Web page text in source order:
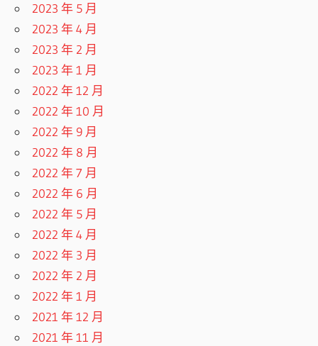
2023 年 5 月
2023 年 4 月
2023 年 2 月
2023 年 1 月
2022 年 12 月
2022 年 10 月
2022 年 9 月
2022 年 8 月
2022 年 7 月
2022 年 6 月
2022 年 5 月
2022 年 4 月
2022 年 3 月
2022 年 2 月
2022 年 1 月
2021 年 12 月
2021 年 11 月